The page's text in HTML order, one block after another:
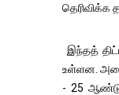
தெரிவிக்க
இந்தத்
உள்ளன.
- 25